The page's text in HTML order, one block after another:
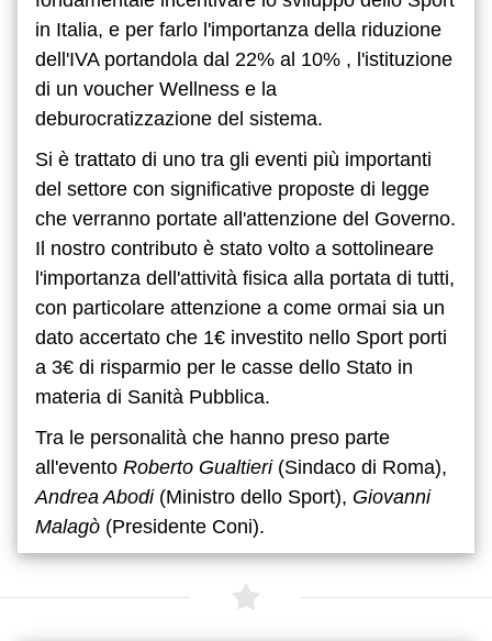
in Italia, e per farlo l'importanza della riduzione
dell'IVA portandola dal 22% al 10% , l'istituzione
di un voucher Wellness e la
deburocratizzazione del sistema.
Si è trattato di uno tra gli eventi più importanti
del settore con significative proposte di legge
che verranno portate all'attenzione del Governo.
Il nostro contributo è stato volto a sottolineare
l'importanza dell'attività fisica alla portata di tutti,
con particolare attenzione a come ormai sia un
dato accertato che 1€ investito nello Sport porti
a 3€ di risparmio per le casse dello Stato in
materia di Sanità Pubblica.
Tra le personalità che hanno preso parte
all'evento Roberto Gualtieri(Sindaco di Roma),
Andrea Abodi(Ministro dello Sport), Giovanni
Malagò (Presidente Coni).